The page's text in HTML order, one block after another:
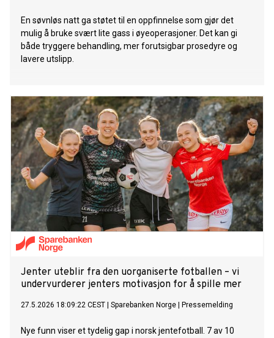
En søvnløs natt ga støtet til en oppfinnelse som gjør det
mulig å bruke svært lite gass i øyeoperasjoner. Det kan gi
både tryggere behandling, mer forutsigbar prosedyre og
lavere utslipp.
Jenter uteblir fra den uorganiserte fotballen – vi
undervurderer jenters motivasjon for å spille mer
27.5.2026 18:09:22 CEST Sparebanken Norge Pressemelding
Nye funn viser et tydelig gap i norsk jentefotball. 7 av 10